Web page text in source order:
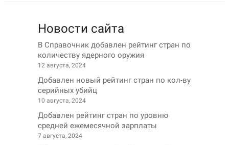
Новости сайта
В Справочник добавлен рейтинг стран по
количеству ядерного оружия
12 августа, 2024
Добавлен новый рейтинг стран по кол-ву
серийных убийц
10 августа, 2024
Добавлен рейтинг стран по уровню
средней ежемесячной зарплаты
7 августа, 2024